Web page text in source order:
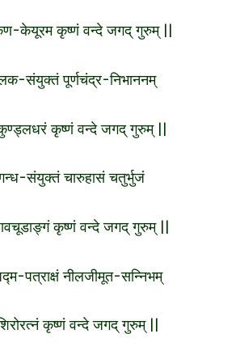
केयूरम कृष्णं वन्दे जगद् गुरुम् ||
संयुक्तं पूर्णचंद्र-निभाननम्
कृष्णं वन्दे जगद् गुरुम् ||
संयुक्तं चारुहासं चतुर्भुजं
कृष्णं वन्दे जगद् गुरुम् ||
पत्राक्षं नीलजीमूत-सन्निभम्
शिरोरत्नं कृष्णं वन्दे जगद् गुरुम् ||